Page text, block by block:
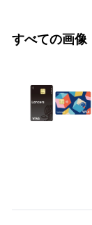
すべての画像